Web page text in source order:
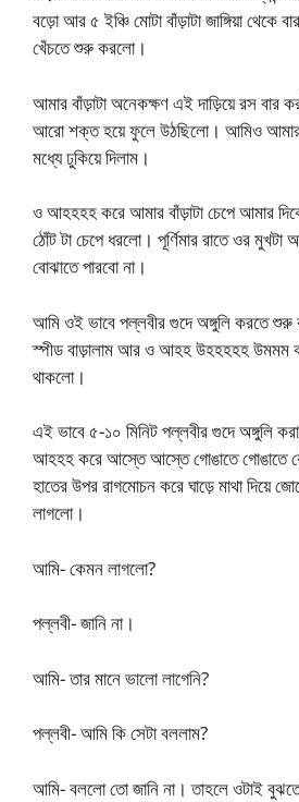
বড়ো আর ৫ ইঞ্চি মোটা বাঁড়াটা জাঙ্গিয়া থেকে
খেঁচতে শুরু করলো।
আমার বাঁড়াটা অনেকক্ষণ এই দাড়িয়ে রস বার
আরো শক্ত হয়ে ফুলে উঠছিলো। আমিও আমার
মধ্যে ঢুকিয়ে দিলাম।
ও আহহহহ করে আমার বাঁড়াটা চেপে আমার
ঠোঁট টা চেপে ধরলো। পূর্ণিমার রাতে ওর মুখটা
বোঝাতে পারবো না।
আমি ওই ভাবে পল্লবীর গুদে অঙ্গুলি করতে
স্পীড বাড়ালাম আর ও আহহ উহহহহহ উমমম
থাকলো।
এই ভাবে ৫-১০ মিনিট পল্লবীর গুদে অঙ্গুলি
আহহহ করে আস্তে আস্তে গোঙাতে গোঙাতে
হাতের উপর রাগমোচন করে ঘাড়ে মাথা দিয়ে
লাগলো।
আমি- কেমন লাগলো?
পল্লবী- জানি না।
আমি- তার মানে ভালো লাগেনি?
পল্লবী- আমি কি সেটা বললাম?
আমি- বললো তো জানি না। তাহলে ওটাই